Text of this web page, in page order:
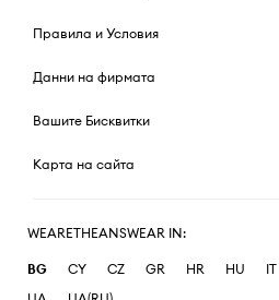
Правила и Условия
Данни на фирмата
Вашите Бисквитки
Карта на сайта
WEARETHEANSWEAR IN:
BG CY CZ GR HR HU IT